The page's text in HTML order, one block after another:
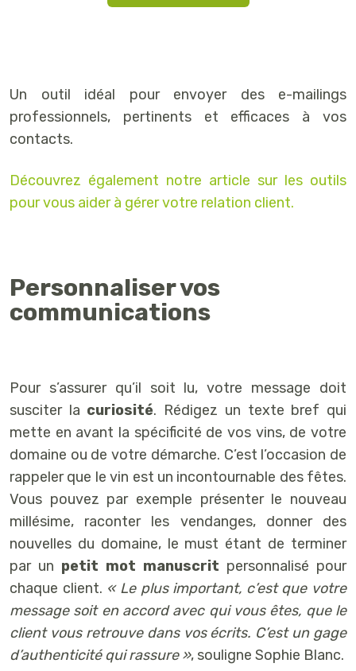
Un outil idéal pour envoyer des e-mailings
professionnels, pertinents et efficaces à vos
contacts.
Découvrez également notre article sur les outils
pour vous aider à gérer votre relation client.
Personnaliser vos
communications
Pour s’assurer qu’il soit lu, votre message doit
susciter la curiosité. Rédigez un texte bref qui
mette en avant la spécificité de vos vins, de votre
domaine ou de votre démarche. C’est l’occasion de
rappeler que le vin est un incontournable des fêtes.
Vous pouvez par exemple présenter le nouveau
millésime, raconter les vendanges, donner des
nouvelles du domaine, le must étant de terminer
par un petit mot manuscrit personnalisé pour
chaque client. « Le plus important, c’est que votre
message soit en accord avec qui vous êtes, que le
client vous retrouve dans vos écrits. C’est un gage
d’authenticité qui rassure », souligne Sophie Blanc.